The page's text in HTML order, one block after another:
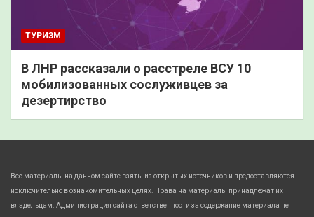
ТУРИЗМ
В ЛНР рассказали о расстреле ВСУ 10
мобилизованных сослуживцев за
дезертирство
Все материалы на данном сайте взяты из открытых источников и предоставляются
исключительно в ознакомительных целях. Права на материалы принадлежат их
владельцам. Администрация сайта ответственности за содержание материала не